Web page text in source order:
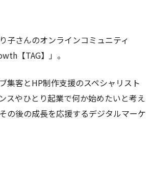
子さんのオンラインコミュニティ
【TAG】」。
集客とHP制作支援のスペシャリスト
スやひとり起業で何か始めたいと考え
の後の成長を応援するデジタルマーケ